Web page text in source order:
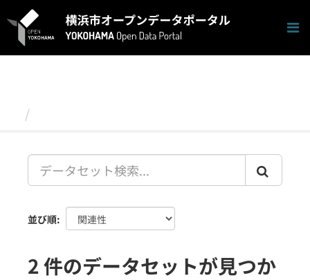
キ
並び順
2 件のデータセットが見つか